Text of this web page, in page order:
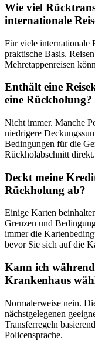
Wie viel
internationale
Für viele internationale
praktische Basis.
Mehretappenreisen
Enthält eine
eine Rückholung?
Nicht immer. Manche
niedrigere
Bedingungen für die
Rückholabschnitt direkt.
Deckt meine
Rückholung ab?
Einige Karten
Grenzen und
immer die
bevor Sie sich auf die
Kann ich
Krankenhaus
Normalerweise nein.
nächstgelegenen
Transferregeln
Policensprache.